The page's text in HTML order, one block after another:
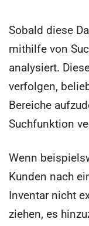
Sobald diese
mithilfe von
analysiert.
verfolgen,
Bereiche
Suchfunktion
Wenn
Kunden nach
Inventar nicht
ziehen, es